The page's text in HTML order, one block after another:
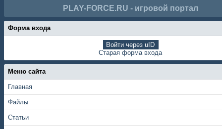
PLAY-FORCE.RU - игровой портал
Форма входа
Войти через uID
Старая форма входа
Меню сайта
Главная
Файлы
Статьи